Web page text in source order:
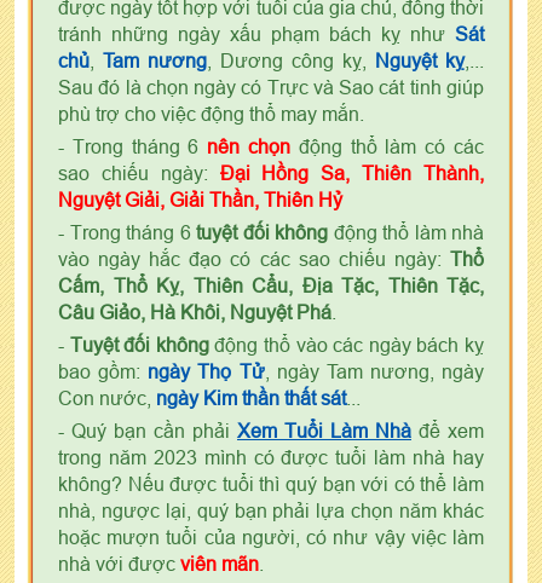
được ngày tốt hợp với tuổi của gia chủ, đồng thời
tránh những ngày xấu phạm bách kỵ như Sát
chủ
Tam nương , Dương công kỵ, Nguyệt kỵ,...
Sau đó là chọn ngày có Trực và Sao cát tinh giúp
phù trợ cho việc động thổ may mắn.
- Trong tháng 6 nên chọn động thổ làm có các
sao chiếu ngày: Đại Hồng Sa, Thiên Thành,
Nguyệt Giải, Giải Thần, Thiên Hỷ
- Trong tháng 6 tuyệt đối không động thổ làm nhà
vào ngày hắc đạo có các sao chiếu ngày: Thổ
Cấm, Thổ Kỵ, Thiên Cẩu, Địa Tặc, Thiên Tặc,
Câu Giảo, Hà Khôi, Nguyệt Phá
- Tuyệt đối khôngđộng thổ vào các ngày bách kỵ
bao gồm: ngày Thọ Tử, ngày Tam nương, ngày
Con nước, ngày Kim thần thất sát...
- Quý bạn cần phải Xem Tuổi Làm Nhà để xem
trong năm 2023 mình có được tuổi làm nhà hay
không? Nếu được tuổi thì quý bạn với có thể làm
nhà, ngược lại, quý bạn phải lựa chọn năm khác
hoặc mượn tuổi của người, có như vậy việc làm
nhà với được viên mãn